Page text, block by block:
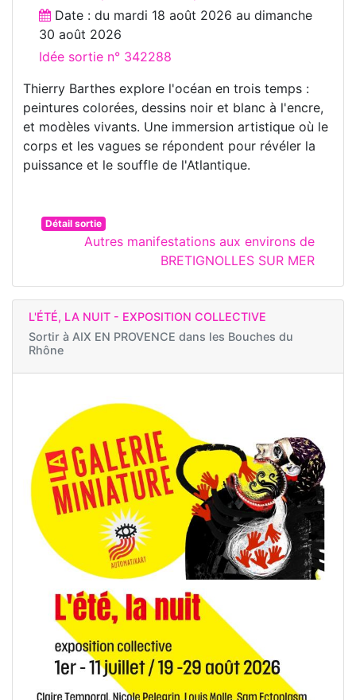
Date : du mardi 18 août 2026 au dimanche
30 août 2026
Idée sortie n° 342288
Thierry Barthes explore l'océan en trois temps :
peintures colorées, dessins noir et blanc à l'encre,
et modèles vivants. Une immersion artistique où le
corps et les vagues se répondent pour révéler la
puissance et le souffle de l'Atlantique.
Détail sortie
Autres manifestations aux environs de
BRETIGNOLLES SUR MER
L'ÉTÉ, LA NUIT - EXPOSITION COLLECTIVE
Sortir à AIX EN PROVENCE dans les Bouches du
Rhône